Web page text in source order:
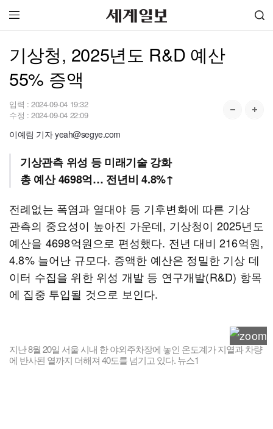
기상청, 2025년도 R&D 예산
55% 증액
입력 : 2024-09-04 19:32
수정 : 2024-09-04 22:09
이예림 기자 yeah@segye.com
기상관측 위성 등 미래기술 강화
총 예산 4698억… 전년비 4.8%↑
전례없는 폭염과 열대야 등 기후변화에 따른 기상
관측의 중요성이 높아진 가운데, 기상청이 2025년도
예산을 4698억원으로 편성했다. 전년 대비 216억원,
4.8% 늘어난 규모다. 증액한 예산은 정밀한 기상 데
이터 수집을 위한 위성 개발 등 연구개발(R&D) 항목
에 집중 투입될 것으로 보인다.
지난 8월 20일 서울 시내 한 야외주차장에 놓인 온도계가 지열과 차량
에 반사된 열까지 더해져 40도를 넘기고 있다. 뉴스1